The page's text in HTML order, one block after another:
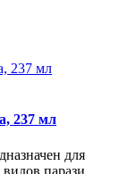
237 мл
для
парази...